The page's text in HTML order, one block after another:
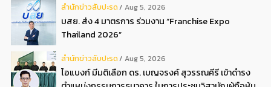
สํานักข่าวสับปะรด Aug 5, 2026
บสย. ส่ง 4 มาตรการ ร่วมงาน “Franchise Expo
Thailand 2026”
สํานักข่าวสับปะรด Aug 5, 2026
ไอแบงก์ มีมติเลือก ดร. เบญจรงค์ สุวรรณคีรี เข้าดำรง